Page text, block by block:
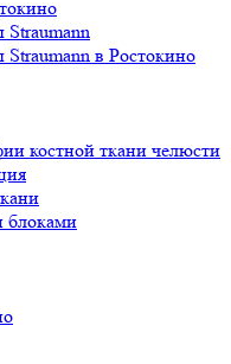
в Ростокино
костной ткани челюсти
блоками